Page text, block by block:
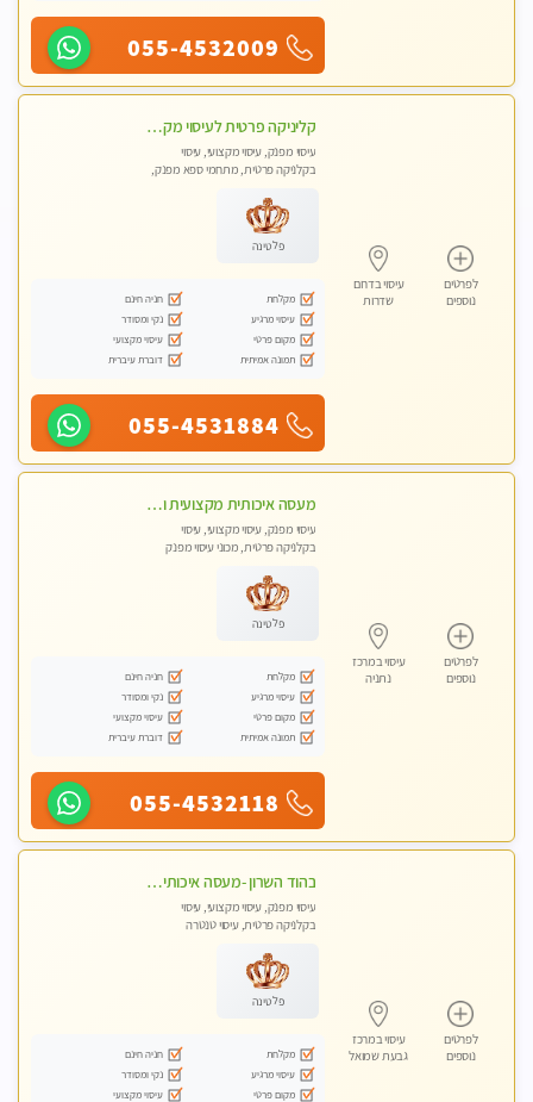
055-4532009
לפרטים
נוספים
עיסוי בדרום
שדרות
קליניקה פרטית לעיסוי מקצועי ואלטרנטיבי ברמה גבוהה VIP תתקשר ..... highly recommended..new in the city
עיסוי מפנק, עיסוי מקצועי, עיסוי
בקלניקה פרטית, מתחמי ספא מפנק,
פלטינה
מקלחת
חניה חינם
עיסוי מרגיע
נקי ומסודר
מקום פרטי
עיסוי מקצועי
תמונה אמיתית
דוברת עיברית
055-4531884
לפרטים
נוספים
עיסוי במרכז
נתניה
מעסה איכותית מקצועית ומפנקת מאוד בנתניה
עיסוי מפנק, עיסוי מקצועי, עיסוי
בקלניקה פרטית, מכוני עיסוי מפנק
פלטינה
מקלחת
חניה חינם
עיסוי מרגיע
נקי ומסודר
מקום פרטי
עיסוי מקצועי
תמונה אמיתית
דוברת עיברית
055-4532118
לפרטים
נוספים
עיסוי במרכז
גבעת שמואל
בהוד השרון -מעסה איכותית למאסז מקצועי ומפנק לכל שרירי הגוף
עיסוי מפנק, עיסוי מקצועי, עיסוי
בקלניקה פרטית, עיסוי טנטרה
פלטינה
מקלחת
חניה חינם
עיסוי מרגיע
נקי ומסודר
מקום פרטי
עיסוי מקצועי